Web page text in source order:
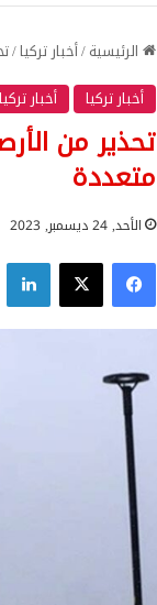
الرئيسية/أخبار تركيا/
أخبار تركيا
أخبار
تحذير من
متعددة
الأحد, 24 ديسمبر, 2023
فيسبوك‫X